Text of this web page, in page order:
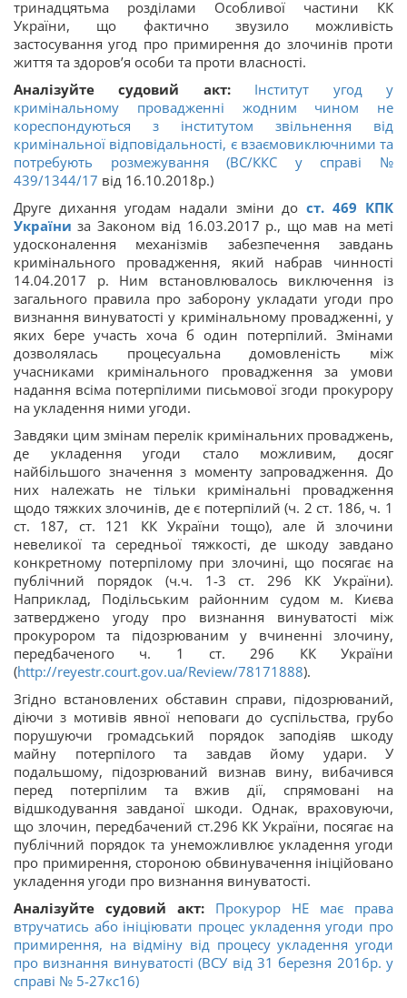
тринадцятьма розділами Особливої частини КК
України, що фактично звузило можливість
застосування угод про примирення до злочинів проти
життя та здоров’я особи та проти власності.
Аналізуйте судовий акт: Інститут угод у
кримінальному провадженні жодним чином не
кореспондуються з інститутом звільнення від
кримінальної відповідальності, є взаємовиключними та
потребують розмежування (ВС/ККС у справі №
439/1344/17 від 16.10.2018р.)
Друге дихання угодам надали зміни дост. 469 КПК
України за Законом від 16.03.2017 р., що мав на меті
удосконалення механізмів забезпечення завдань
кримінального провадження, який набрав чинності
14.04.2017 р. Ним встановлювалось виключення із
загального правила про заборону укладати угоди про
визнання винуватості у кримінальному провадженні, у
яких бере участь хоча б один потерпілий. Змінами
дозволялась процесуальна домовленість між
учасниками кримінального провадження за умови
надання всіма потерпілими письмової згоди прокурору
на укладення ними угоди.
Завдяки цим змінам перелік кримінальних проваджень,
де укладення угоди стало можливим, досяг
найбільшого значення з моменту запровадження. До
них належать не тільки кримінальні провадження
щодо тяжких злочинів, де є потерпілий (ч. 2 ст. 186, ч. 1
ст. 187, ст. 121 КК України тощо), але й злочини
невеликої та середньої тяжкості, де шкоду завдано
конкретному потерпілому при злочині, що посягає на
публічний порядок (ч.ч. 1-3 ст. 296 КК України).
Наприклад, Подільським районним судом м. Києва
затверджено угоду про визнання винуватості між
прокурором та підозрюваним у вчиненні злочину,
передбаченого ч. 1 ст. 296 КК України
(http://reyestr.court.gov.ua/Review/78171888).
Згідно встановлених обставин справи, підозрюваний,
діючи з мотивів явної неповаги до суспільства, грубо
порушуючи громадський порядок заподіяв шкоду
майну потерпілого та завдав йому удари. У
подальшому, підозрюваний визнав вину, вибачився
перед потерпілим та вжив дії, спрямовані на
відшкодування завданої шкоди. Однак, враховуючи,
що злочин, передбачений ст.296 КК України, посягає на
публічний порядок та унеможливлює укладення угоди
про примирення, стороною обвинувачення ініційовано
укладення угоди про визнання винуватості.
Аналізуйте судовий акт:
Прокурор НЕ має права
втручатись або ініціювати процес укладення угоди про
примирення, на відміну від процесу укладення угоди
про визнання винуватості (ВСУ від 31 березня 2016р. у
справі № 5-27кс16)